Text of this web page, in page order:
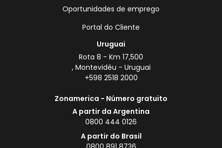
Oportunidades de emprego
Portal do Cliente
Uruguai
Rota 8 - Km 17,500
, Montevidéu - Uruguai
+598 2518 2000
Zonamerica - Número gratuito
A partir da Argentina
0800 444 0126
A partir do Brasil